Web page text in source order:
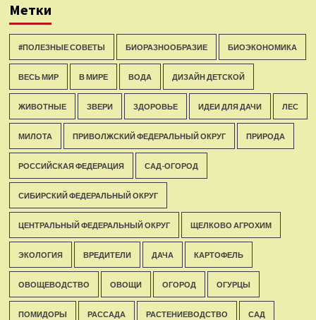
Метки
#ПОЛЕЗНЫЕ СОВЕТЫ БИОРАЗНООБРАЗИЕ БИОЭКОНОМИКА
ВЕСЬ МИР В МИРЕ ВОДА ДИЗАЙН ДЕТСКОЙ
ЖИВОТНЫЕ ЗВЕРИ ЗДОРОВЬЕ ИДЕИ ДЛЯ ДАЧИ ЛЕС
МИЛОТА ПРИВОЛЖСКИЙ ФЕДЕРАЛЬНЫЙ ОКРУГ ПРИРОДА
РОССИЙСКАЯ ФЕДЕРАЦИЯ САД-ОГОРОД
СИБИРСКИЙ ФЕДЕРАЛЬНЫЙ ОКРУГ
ЦЕНТРАЛЬНЫЙ ФЕДЕРАЛЬНЫЙ ОКРУГ ЩЕЛКОВО АГРОХИМ
ЭКОЛОГИЯ ВРЕДИТЕЛИ ДАЧА КАРТОФЕЛЬ
ОВОЩЕВОДСТВО ОВОЩИ ОГОРОД ОГУРЦЫ
ПОМИДОРЫ РАССАДА РАСТЕНИЕВОДСТВО САД